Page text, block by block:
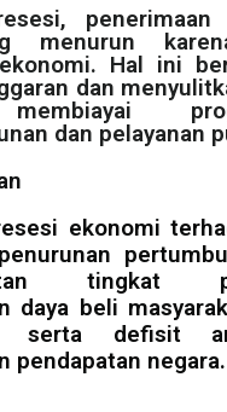
penerimaan
menurun
Hal ini
dan
dan pelayanan
ekonomi
tingkat
daya beli
serta defisit
pendapatan negara.